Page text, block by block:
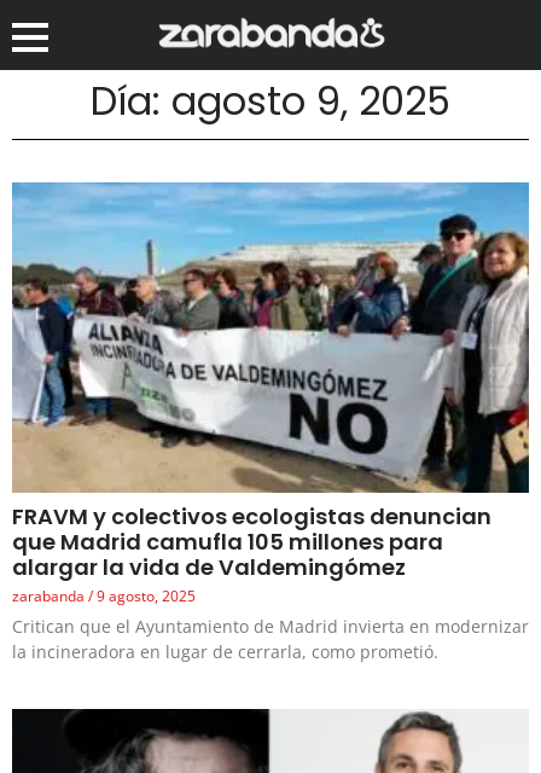
Día: agosto 9, 2025
FRAVM y colectivos ecologistas denuncian
que Madrid camufla 105 millones para
alargar la vida de Valdemingómez
zarabanda 9 agosto, 2025
Critican que el Ayuntamiento de Madrid invierta en modernizar
la incineradora en lugar de cerrarla, como prometió.